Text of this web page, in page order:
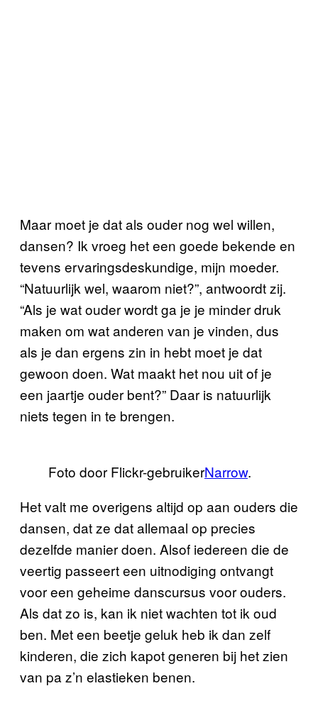
Maar moet je dat als ouder nog wel willen,
dansen? Ik vroeg het een goede bekende en
tevens ervaringsdeskundige, mijn moeder.
“Natuurlijk wel, waarom niet?”, antwoordt zij.
“Als je wat ouder wordt ga je je minder druk
maken om wat anderen van je vinden, dus
als je dan ergens zin in hebt moet je dat
gewoon doen. Wat maakt het nou uit of je
een jaartje ouder bent?” Daar is natuurlijk
niets tegen in te brengen.
Foto door Flickr-gebruikerNarrow.
Het valt me overigens altijd op aan ouders die
dansen, dat ze dat allemaal op precies
dezelfde manier doen. Alsof iedereen die de
veertig passeert een uitnodiging ontvangt
voor een geheime danscursus voor ouders.
Als dat zo is, kan ik niet wachten tot ik oud
ben. Met een beetje geluk heb ik dan zelf
kinderen, die zich kapot generen bij het zien
van pa z’n elastieken benen.